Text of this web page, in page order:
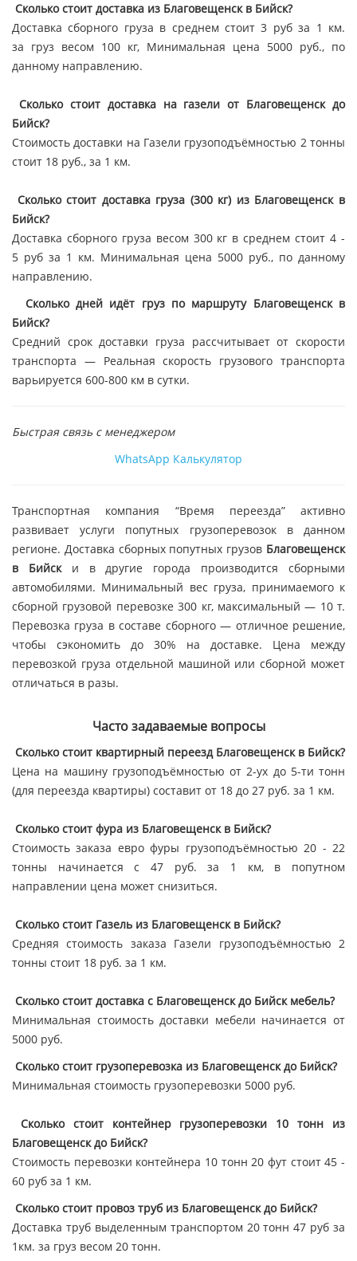
Сколько стоит доставка из Благовещенск в Бийск?
Доставка сборного груза в среднем стоит 3 руб за 1 км.
за груз весом 100 кг, Минимальная цена 5000 руб., по
данному направлению.
Сколько стоит доставка на газели от Благовещенск до
Бийск?
Стоимость доставки на Газели грузоподъёмностью 2 тонны
стоит 18 руб., за 1 км.
Сколько стоит доставка груза (300 кг) из Благовещенск в
Бийск?
Доставка сборного груза весом 300 кг в среднем стоит 4 -
5 руб за 1 км. Минимальная цена 5000 руб., по данному
направлению.
Сколько дней идёт груз по маршруту Благовещенск в
Бийск?
Средний срок доставки груза рассчитывает от скорости
транспорта — Реальная скорость грузового транспорта
варьируется 600-800 км в сутки.
Быстрая связь с менеджером
WhatsApp Калькулятор
Транспортная компания “Время переезда” активно
развивает услуги попутных грузоперевозок в данном
регионе. Доставка сборных попутных грузов Благовещенск
в Бийски в другие города производится сборными
автомобилями. Минимальный вес груза, принимаемого к
сборной грузовой перевозке 300 кг, максимальный — 10 т.
Перевозка груза в составе сборного — отличное решение,
чтобы сэкономить до 30% на доставке. Цена между
перевозкой груза отдельной машиной или сборной может
отличаться в разы.
Часто задаваемые вопросы
Сколько стоит квартирный переезд Благовещенск в Бийск?
Цена на машину грузоподъёмностью от 2-ух до 5-ти тонн
(для переезда квартиры) составит от 18 до 27 руб. за 1 км.
Сколько стоит фура из Благовещенск в Бийск?
Стоимость заказа евро фуры грузоподъёмностью 20 - 22
тонны начинается с 47 руб. за 1 км, в попутном
направлении цена может снизиться.
Сколько стоит Газель из Благовещенск в Бийск?
Средняя стоимость заказа Газели грузоподъёмностью 2
тонны стоит 18 руб. за 1 км.
Сколько стоит доставка с Благовещенск до Бийск мебель?
Минимальная стоимость доставки мебели начинается от
5000 руб.
Сколько стоит грузоперевозка из Благовещенск до Бийск?
Минимальная стоимость грузоперевозки 5000 руб.
Сколько стоит контейнер грузоперевозки 10 тонн из
Благовещенск до Бийск?
Стоимость перевозки контейнера 10 тонн 20 фут стоит 45 -
60 руб за 1 км.
Сколько стоит провоз труб из Благовещенск до Бийск?
Доставка труб выделенным транспортом 20 тонн 47 руб за
1км. за груз весом 20 тонн.